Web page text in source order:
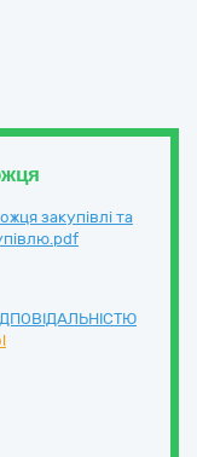
закупівлі та